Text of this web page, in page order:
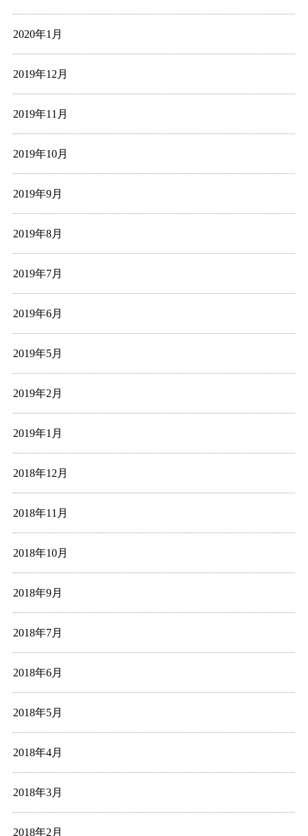
2020年1月
2019年12月
2019年11月
2019年10月
2019年9月
2019年8月
2019年7月
2019年6月
2019年5月
2019年2月
2019年1月
2018年12月
2018年11月
2018年10月
2018年9月
2018年7月
2018年6月
2018年5月
2018年4月
2018年3月
2018年2月